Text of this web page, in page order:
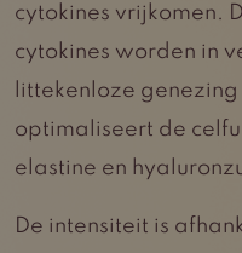
cytokines vrijkomen.
cytokines worden in
littekenloze
optimaliseert de
elastine en
De intensiteit is